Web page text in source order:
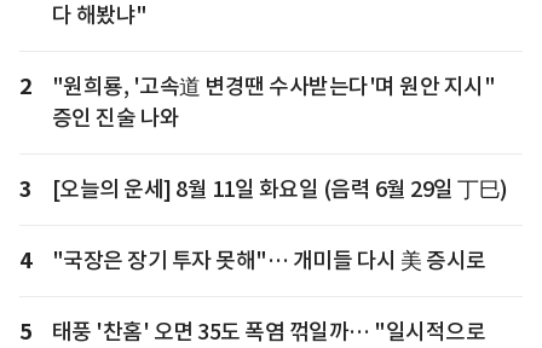
다 해봤냐"
2
"원희룡, '고속道 변경땐 수사받는다'며 원안 지시"
증인 진술 나와
3 [오늘의 운세] 8월 11일 화요일 (음력 6월 29일 丁巳)
4 "국장은 장기 투자 못해"… 개미들 다시 美 증시로
5
태풍 '찬홈' 오면 35도 폭염 꺾일까… "일시적으로